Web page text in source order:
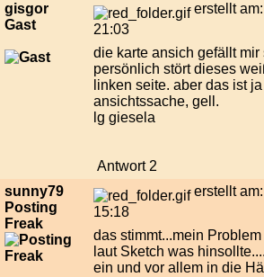
gisgor
Gast
erstellt
21:03
die karte ansich gefällt mir
persönlich stört dieses
linken seite. aber das ist
ansichtssache, gell.
lg giesela
Antwort 2
sunny79
Posting
Freak
erstellt
15:18
das stimmt...mein
laut Sketch was
ein und vor allem in die